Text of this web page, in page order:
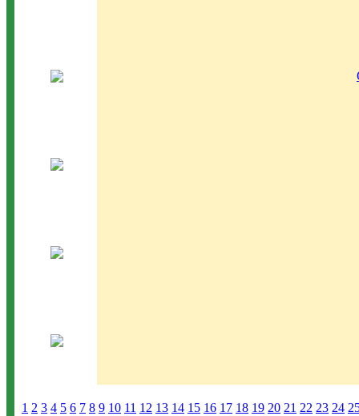
1 2 3 4 5 6 7 8 9 10 11 12 13 14 15 16 17 18 19 20 21 22 23 24